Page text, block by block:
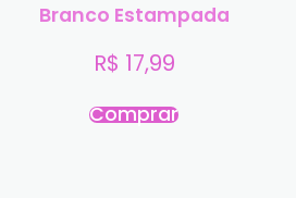
Branco Estampada
R$ 17,99
Comprar